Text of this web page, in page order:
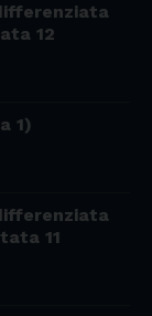
12
1)
11